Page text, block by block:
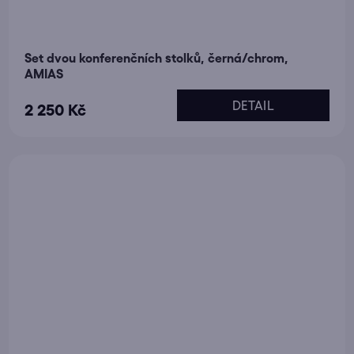
Set dvou konferenčních stolků, černá/chrom,
AMIAS
2 250 Kč DETAIL